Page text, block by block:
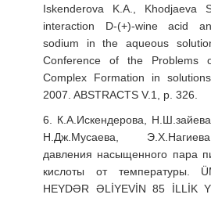
Iskenderova K.A., Khodjaeva
interaction D-(+)-wine acid
sodium in the aqueous
Conference of the Problems
Complex Formation in
2007. ABSTRACTS V.1, p. 326.
6. К.А.Искендерова,
Н.Дж.Мусаева,
давления насыщенного пара
кислоты от температуры.
HEYDƏR ƏLİYEVİN 85 İLLİK